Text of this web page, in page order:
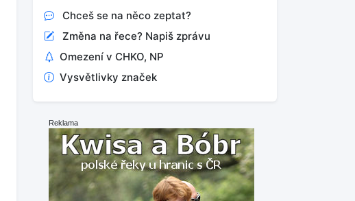
Chceš se na něco zeptat?
Změna na řece? Napiš zprávu
Omezení v CHKO, NP
Vysvětlivky značek
Reklama